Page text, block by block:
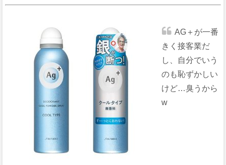
AG＋が一番
きく接客業だ
し、自分でいう
のも恥ずかしい
けど…臭うから
w